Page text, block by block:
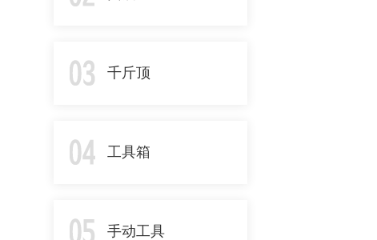
千斤顶
工具箱
手动工具